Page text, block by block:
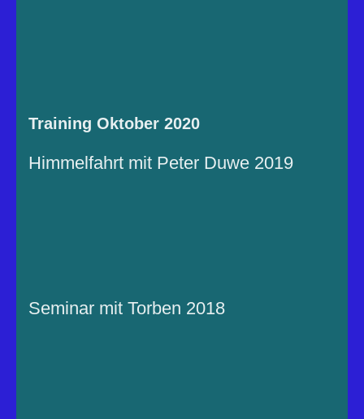
Training Oktober 2020
Himmelfahrt mit Peter Duwe 2019
Seminar mit Torben 2018